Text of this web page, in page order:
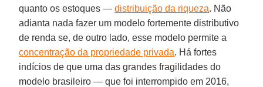
quanto os estoques —distribuição da riqueza. Não
adianta nada fazer um modelo fortemente distributivo
de renda se, de outro lado, esse modelo permite a
concentração da propriedade privada. Há fortes
indícios de que uma das grandes fragilidades do
modelo brasileiro — que foi interrompido em 2016,